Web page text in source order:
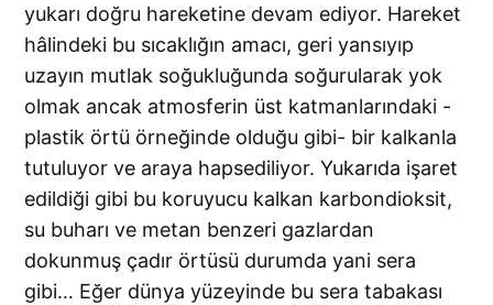
yukarı doğru hareketine devam ediyor. Hareket
hâlindeki bu sıcaklığın amacı, geri yansıyıp
uzayın mutlak soğukluğunda soğurularak yok
olmak ancak atmosferin üst katmanlarındaki -
plastik örtü örneğinde olduğu gibi- bir kalkanla
tutuluyor ve araya hapsediliyor. Yukarıda işaret
edildiği gibi bu koruyucu kalkan karbondioksit,
su buharı ve metan benzeri gazlardan
dokunmuş çadır örtüsü durumda yani sera
gibi… Eğer dünya yüzeyinde bu sera tabakası